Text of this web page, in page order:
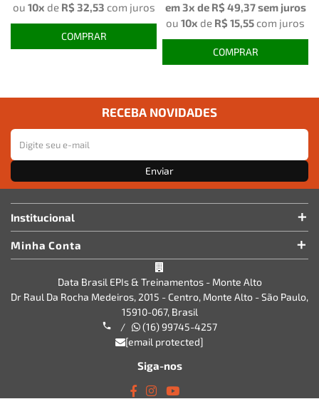
ou 10x de R$ 32,53 com juros
COMPRAR
em 3x de R$ 49,37 sem juros
ou 10x de R$ 15,55 com juros
COMPRAR
RECEBA NOVIDADES
Enviar
Institucional
Minha Conta
Data Brasil EPIs & Treinamentos - Monte Alto
Dr Raul Da Rocha Medeiros, 2015 - Centro, Monte Alto - São Paulo,
15910-067, Brasil
/
(16) 99745-4257
[email protected]
Siga-nos